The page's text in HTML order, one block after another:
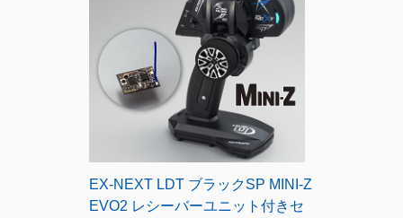
EX-NEXT LDT ブラックSP MINI-Z
EVO2 レシーバーユニット付きセ